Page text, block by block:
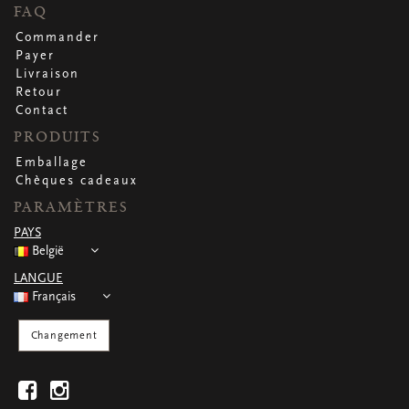
CARTES DE VOEUX
Petites cartes carrées
Regardez toutes
Petites cartes oblongues
Regardez toutes
Petites cartes rectangulaires
Regardez toutes
Cartes de voeux
Regardez toutes
Par occasion
Regardez toutes
FAQ
Commander
Payer
Livraison
Retour
Contact
PRODUITS
Emballage
Chèques cadeaux
PARAMÈTRES
PAYS
België
LANGUE
Français
Changement